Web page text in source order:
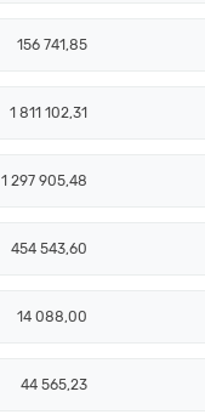
156 741,85
1 811 102,31
1 297 905,48
454 543,60
14 088,00
44 565,23